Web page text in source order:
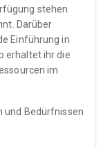
stehen
Darüber
Einführung in
erhaltet ihr die
im
und Bedürfnissen